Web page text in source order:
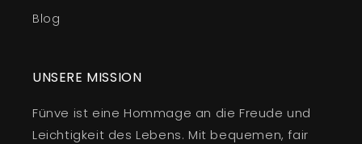
Blog
UNSERE MISSION
Fünve ist eine Hommage an die Freude und
Leichtigkeit des Lebens. Mit bequemen, fair